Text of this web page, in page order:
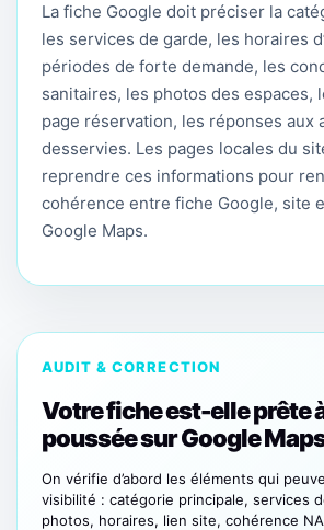
La fiche Google doit préciser la
les services de garde, les horaires
périodes de forte demande, les
sanitaires, les photos des espaces,
page réservation, les réponses aux
desservies. Les pages locales du
reprendre ces informations pour
cohérence entre fiche Google, site
Google Maps.
AUDIT & CORRECTION
Votre fiche est-elle prête
poussée sur Google
On vérifie d’abord les éléments qui
visibilité : catégorie principale, services
photos, horaires, lien site, cohérence